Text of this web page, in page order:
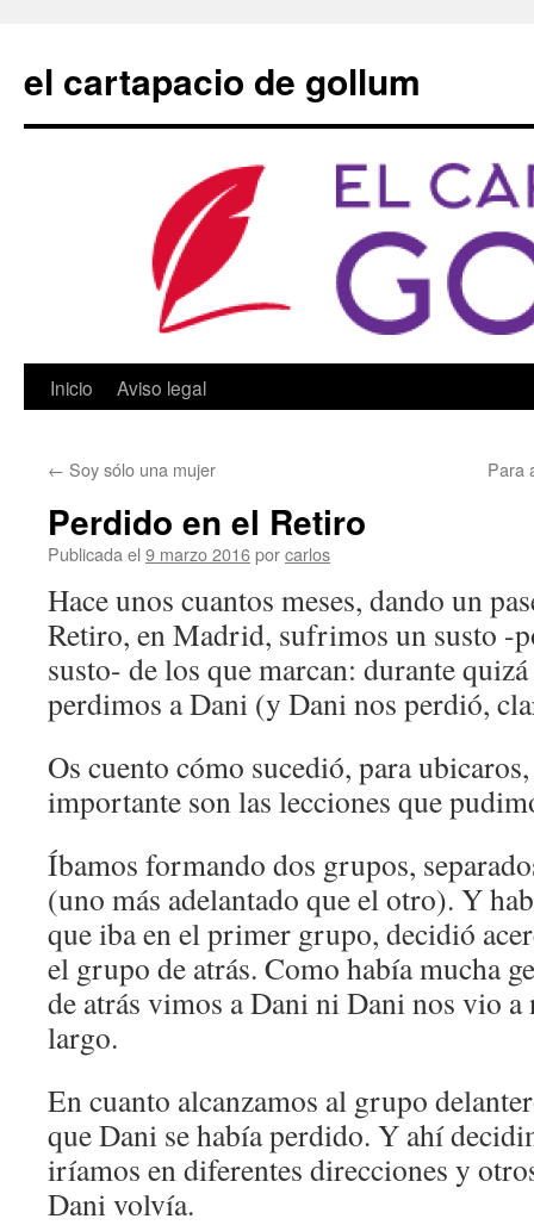
contenido
el cartapacio de gollum
Inicio Aviso legal
← Soy sólo una mujer Para
Perdido en el Retiro
Publicada el 9 marzo 2016porcarlos
Hace unos cuantos meses, dando un
Retiro, en Madrid, sufrimos un susto -
susto- de los que marcan: durante
perdimos a Dani (y Dani nos perdió,
Os cuento cómo sucedió, para
importante son las lecciones que
Íbamos formando dos grupos,
(uno más adelantado que el otro). Y
que iba en el primer grupo, decidió
el grupo de atrás. Como había mucha
de atrás vimos a Dani ni Dani nos vio a
largo.
En cuanto alcanzamos al grupo
que Dani se había perdido. Y ahí
iríamos en diferentes direcciones y
Dani volvía.